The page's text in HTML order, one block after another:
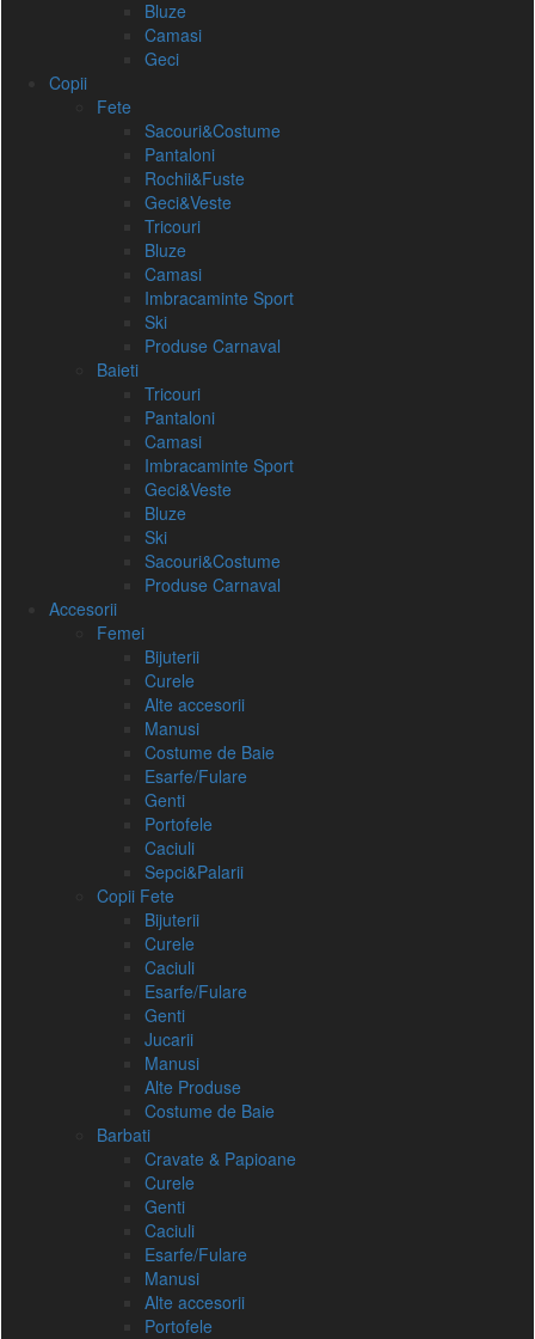
Bluze
Camasi
Geci
Copii
Fete
Sacouri&Costume
Pantaloni
Rochii&Fuste
Geci&Veste
Tricouri
Bluze
Camasi
Imbracaminte Sport
Ski
Produse Carnaval
Baieti
Tricouri
Pantaloni
Camasi
Imbracaminte Sport
Geci&Veste
Bluze
Ski
Sacouri&Costume
Produse Carnaval
Accesorii
Femei
Bijuterii
Curele
Alte accesorii
Manusi
Costume de Baie
Esarfe/Fulare
Genti
Portofele
Caciuli
Sepci&Palarii
Copii Fete
Bijuterii
Curele
Caciuli
Esarfe/Fulare
Genti
Jucarii
Manusi
Alte Produse
Costume de Baie
Barbati
Cravate & Papioane
Curele
Genti
Caciuli
Esarfe/Fulare
Manusi
Alte accesorii
Portofele